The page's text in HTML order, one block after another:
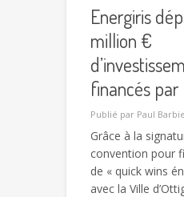
Energiris
million €
financés
Publié par Paul
Grâce à la
convention pour
de « quick wins
avec la Ville